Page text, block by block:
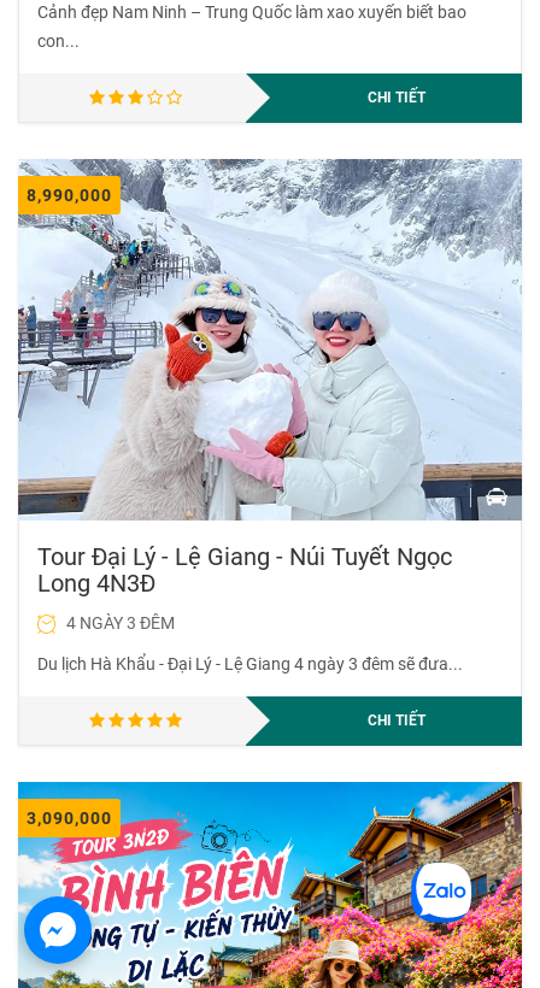
Cảnh đẹp Nam Ninh – Trung Quốc làm xao xuyến biết bao
con...
CHI TIẾT
8,990,000
Tour Đại Lý - Lệ Giang - Núi Tuyết Ngọc
Long 4N3Đ
4 NGÀY 3 ĐÊM
Du lịch Hà Khẩu - Đại Lý - Lệ Giang 4 ngày 3 đêm sẽ đưa...
CHI TIẾT
3,090,000
Nhập thông tin để nhận ưu đãi tốt nhất từ VietMountain Travel